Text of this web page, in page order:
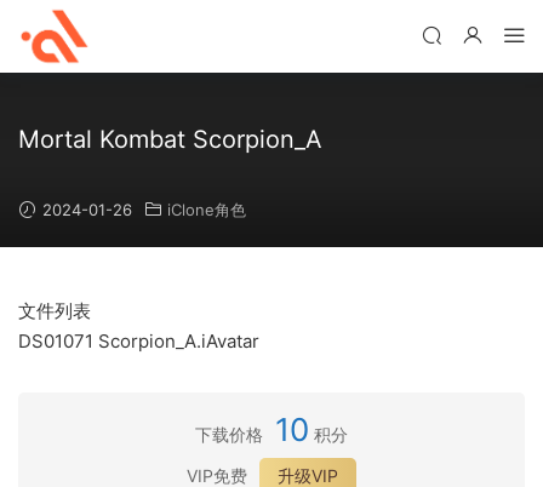
Mortal Kombat Scorpion_A
2024-01-26 iClone角色
文件列表
DS01071 Scorpion_A.iAvatar
下载价格 10 积分
VIP免费
升级VIP